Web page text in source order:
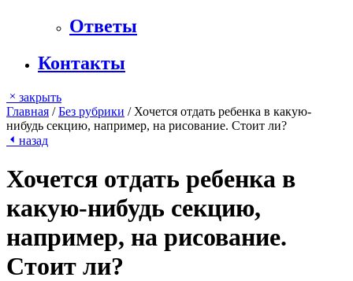
Ответы
Контакты
закрыть
Главная /Без рубрики / Хочется отдать ребенка в какую-
нибудь секцию, например, на рисование. Стоит ли?
назад
Хочется отдать ребенка в
какую-нибудь секцию,
например, на рисование.
Стоит ли?